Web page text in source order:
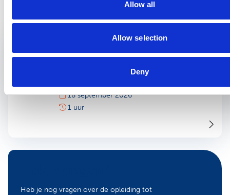
Allow all
Allow selection
Deny
18
Informatiebijeenkomst opleiding
praktijkondersteuner bedrijfsarts
en arboverpleegkundige
18 september 2026
1 uur
Heb je nog vragen over de opleiding tot